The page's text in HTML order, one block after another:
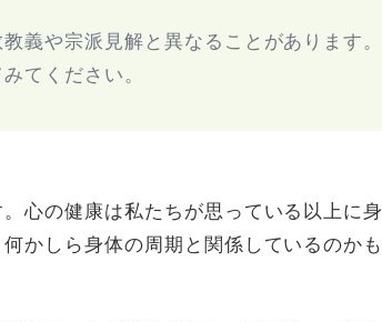
義や宗派見解と異なることがあります。
てください。
心の健康は私たちが思っている以上に身
かしら身体の周期と関係しているのかも